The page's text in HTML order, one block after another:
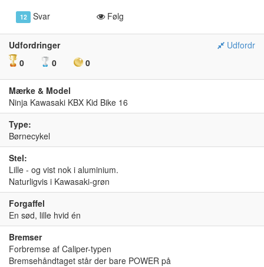
12 Svar Følg
Udfordringer
Udfordr
0
0 0
Mærke & Model
Ninja Kawasaki KBX Kid Bike 16
Type:
Børnecykel
Stel:
Lille - og vist nok i aluminium.
Naturligvis i Kawasaki-grøn
Forgaffel
En sød, lille hvid én
Bremser
Forbremse af Caliper-typen
Bremsehåndtaget står der bare POWER på